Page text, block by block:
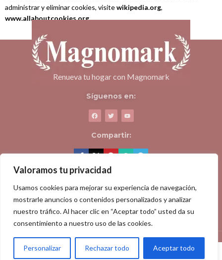
Valoramos tu privacidad
Usamos cookies para mejorar su experiencia de navegación,
mostrarle anuncios o contenidos personalizados y analizar
nuestro tráfico. Al hacer clic en “Aceptar todo” usted da su
consentimiento a nuestro uso de las cookies.
Personalizar Rechazar todo Aceptar todo
administrar y eliminar cookies, visitewikipedia.org,
www.allaboutcookies.org.
Renueva tu hogar con Magnomark
Síguenos en:
Compartir:
ACERCA DE MAGNOMARK
PÁGINAS DE INTERÉS
TÉRMINOS Y CONDICIONES
© 2023 Magnomark. Todos los derechos reservados.